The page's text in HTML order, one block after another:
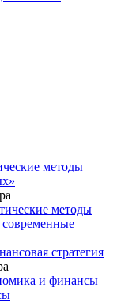
методы
методы
стратегия
и финансы